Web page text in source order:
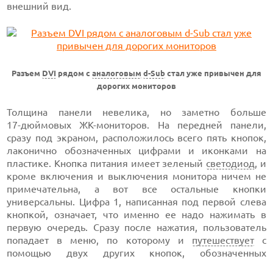
внешний вид.
Разъем DVI рядом с аналоговым d-Sub стал уже привычен для
дорогих мониторов
Толщина панели невелика, но заметно больше
17-дюймовых
ЖК-мониторов. На передней панели,
сразу под экраном, расположилось всего пять кнопок,
лаконично обозначенных цифрами и иконками на
пластике. Кнопка питания имеет зеленый светодиод, и
кроме включения и выключения монитора ничем не
примечательна, а вот все остальные кнопки
универсальны. Цифра 1, написанная под первой слева
кнопкой, означает, что именно ее надо нажимать в
первую очередь. Сразу после нажатия, пользователь
попадает в меню, по которому и путешествуетс
помощью двух других кнопок, обозначенных